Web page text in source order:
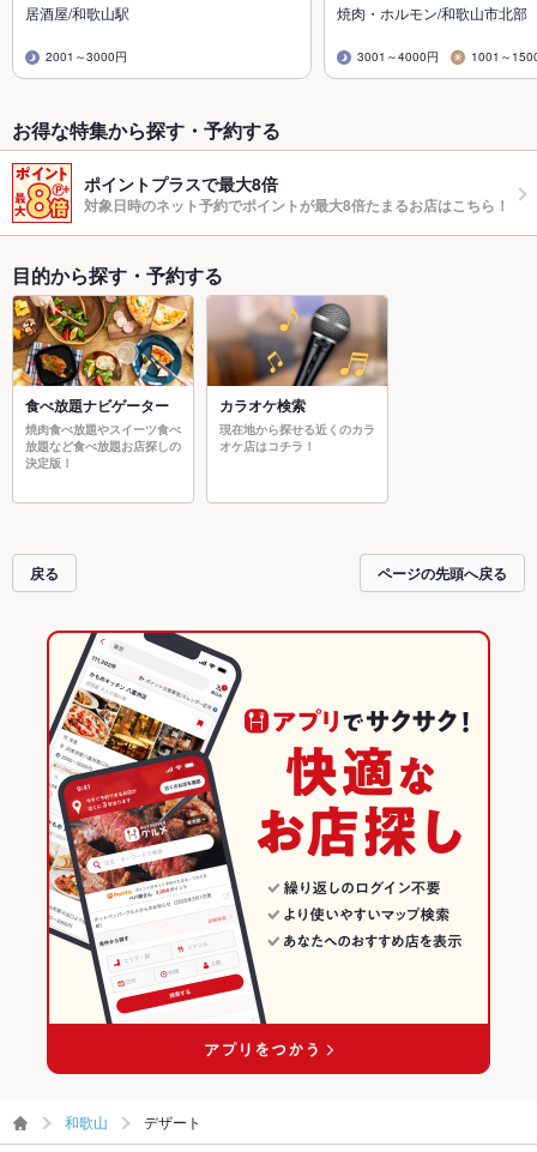
居酒屋/和歌山駅
2001～3000円
焼肉・ホルモン/和歌山市北部
3001～4000円 1001～
お得な特集から探す・予約する
ポイントプラスで最大8倍
対象日時のネット予約でポイントが最大8倍たまるお店はこちら！
目的から探す・予約する
食べ放題ナビゲーター
焼肉食べ放題やスイーツ食べ
放題など食べ放題お店探しの
決定版！
カラオケ検索
現在地から探せる近くのカラ
オケ店はコチラ！
戻る ページの先頭へ戻る
和歌山 デザート